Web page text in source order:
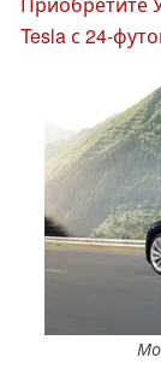
Tesla с 24-